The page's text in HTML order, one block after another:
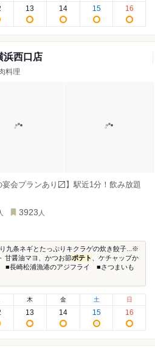
13 14 15 16
浜西口店
料理
宴会プランあり〼】駅近1分！飲み放題
3923 人
九条ネギとたっぷりキクラゲの炊き餃子...※
甘醤油マヨ、かつお節ポテト
、ケチャップか
■長崎松浦漁港のアジフライ ■さつまいも
木
13
金
14
土
15
日
16